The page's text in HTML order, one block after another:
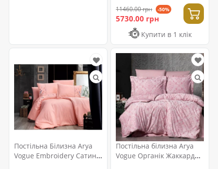
11460.00 грн -50%
5730.00 грн
Купити в 1 клік
Постільна Білизна Arya
Vogue Embroidery Сатин З
Постільна білизна Arya
Vogue Органік Жаккард